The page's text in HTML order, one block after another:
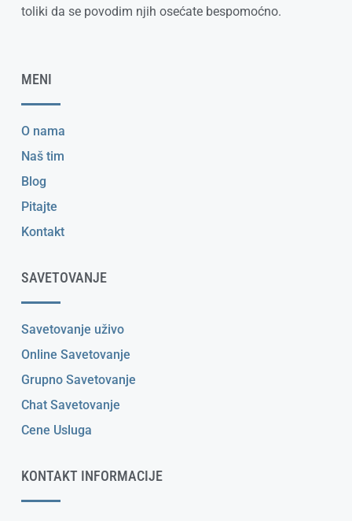
toliki da se povodim njih osećate bespomoćno.
MENI
O nama
Naš tim
Blog
Pitajte
Kontakt
SAVETOVANJE
Savetovanje uživo
Online Savetovanje
Grupno Savetovanje
Chat Savetovanje
Cene Usluga
KONTAKT INFORMACIJE